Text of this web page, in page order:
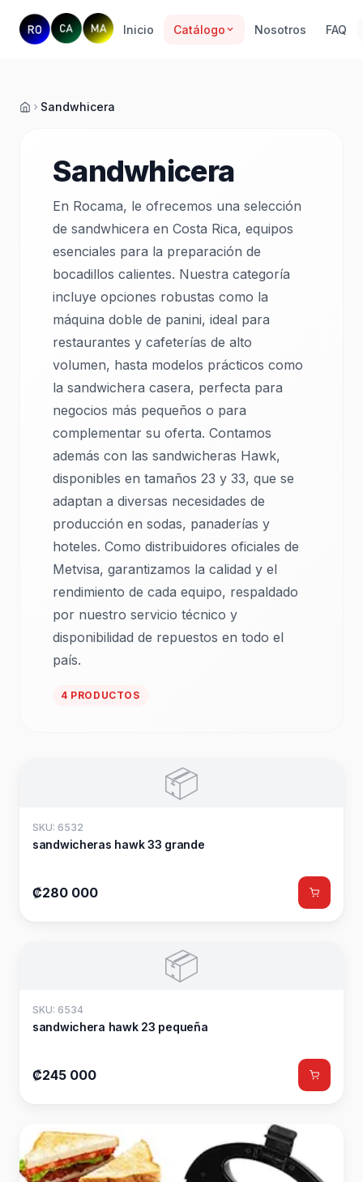
Inicio Catálogo Nosotros FAQ
Inicio
Sandwhicera
Sandwhicera
En Rocama, le ofrecemos una selección
de sandwhicera en Costa Rica, equipos
esenciales para la preparación de
bocadillos calientes. Nuestra categoría
incluye opciones robustas como la
máquina doble de panini, ideal para
restaurantes y cafeterías de alto
volumen, hasta modelos prácticos como
la sandwichera casera, perfecta para
negocios más pequeños o para
complementar su oferta. Contamos
además con las sandwicheras Hawk,
disponibles en tamaños 23 y 33, que se
adaptan a diversas necesidades de
producción en sodas, panaderías y
hoteles. Como distribuidores oficiales de
Metvisa, garantizamos la calidad y el
rendimiento de cada equipo, respaldado
por nuestro servicio técnico y
disponibilidad de repuestos en todo el
país.
4 PRODUCTOS
📦
SKU: 6532
sandwicheras hawk 33 grande
₡280 000
📦
SKU: 6534
sandwichera hawk 23 pequeña
₡245 000